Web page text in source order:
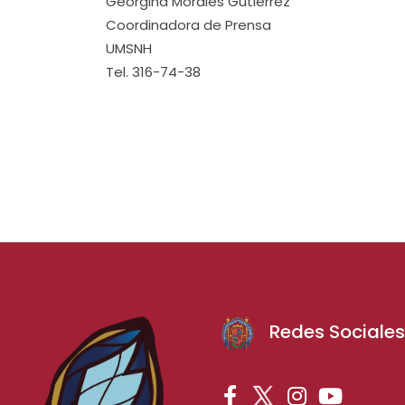
Coordinadora de Prensa
UMSNH
Tel. 316-74-38
Redes Sociales